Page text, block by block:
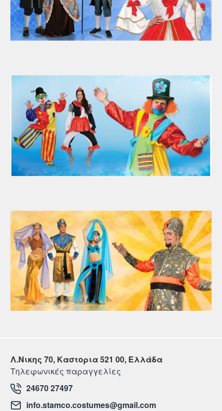
Λ.Νικης 70, Καστορια 521 00, Ελλάδα
Τηλεφωνικές παραγγελίες
24670 27497
info.stamco.costumes@gmail.com